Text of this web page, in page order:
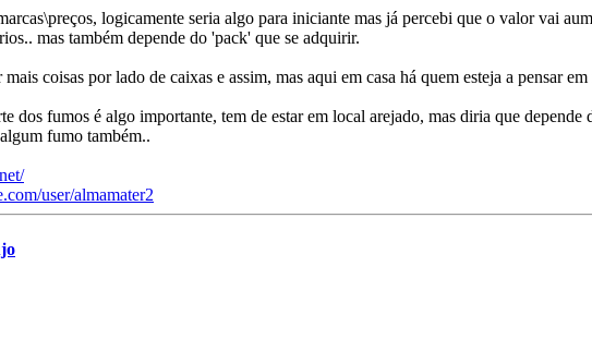
logicamente seria algo para iniciante mas já percebi que o valor vai
mas também depende do 'pack' que se adquirir.
coisas por lado de caixas e assim, mas aqui em casa há quem esteja a pensar
dos fumos é algo importante, tem de estar em local arejado, mas diria que
fumo também..
user/almamater2